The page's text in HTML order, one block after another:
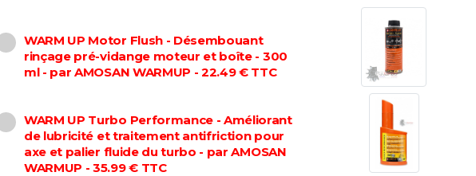
WARM UP Motor Flush - Désembouant
rinçage pré-vidange moteur et boîte - 300
ml - par AMOSAN WARMUP - 22.49 € TTC
WARM UP Turbo Performance - Améliorant
de lubricité et traitement antifriction pour
axe et palier fluide du turbo - par AMOSAN
WARMUP - 35.99 € TTC